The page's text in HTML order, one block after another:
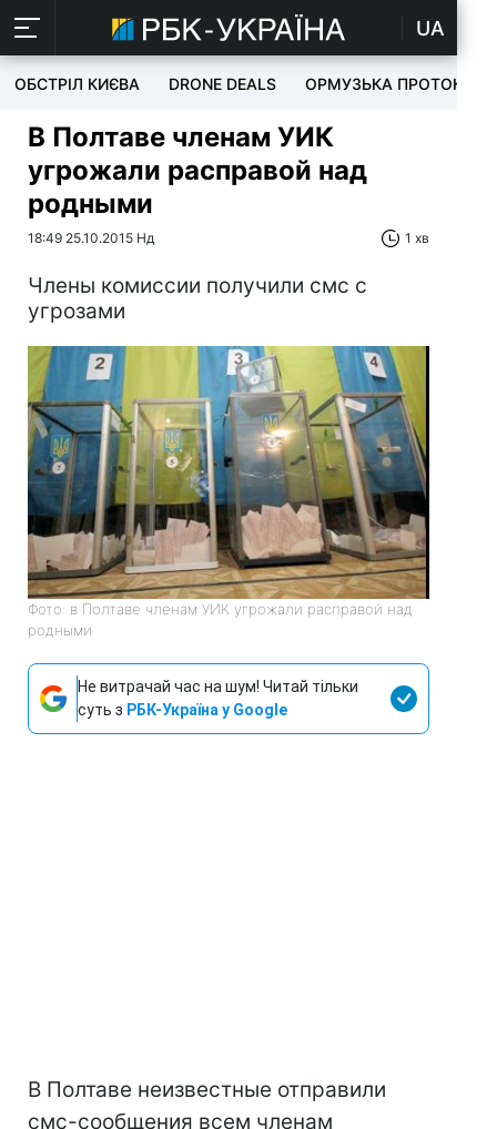
UA
ОБСТРІЛ КИЄВА DRONE DEALS ОРМУЗЬКА ПРОТОКА
В Полтаве членам УИК
угрожали расправой над
родными
18:49 25.10.2015 Нд 1 хв
Члены комиссии получили смс с
угрозами
Фото: в Полтаве членам УИК угрожали расправой над
родными
Не витрачай час на шум! Читай тільки
суть з РБК-Україна у Google
В Полтаве неизвестные отправили
смс-сообщения всем членам